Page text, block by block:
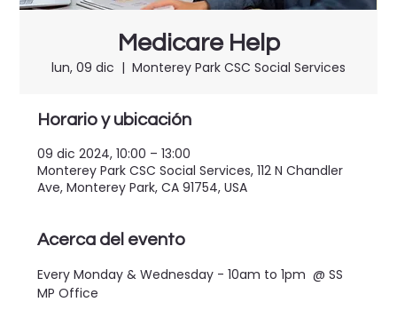
Medicare Help
lun, 09 dic
  |
Monterey Park CSC Social Services
Horario y ubicación
09 dic 2024, 10:00 – 13:00
Monterey Park CSC Social Services, 112 N Chandler
Ave, Monterey Park, CA 91754, USA
Acerca del evento
Every Monday & Wednesday - 10am to 1pm  @ SS
MP Office